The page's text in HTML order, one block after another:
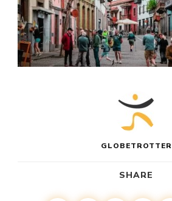
GLOBETROTTER
SHARE